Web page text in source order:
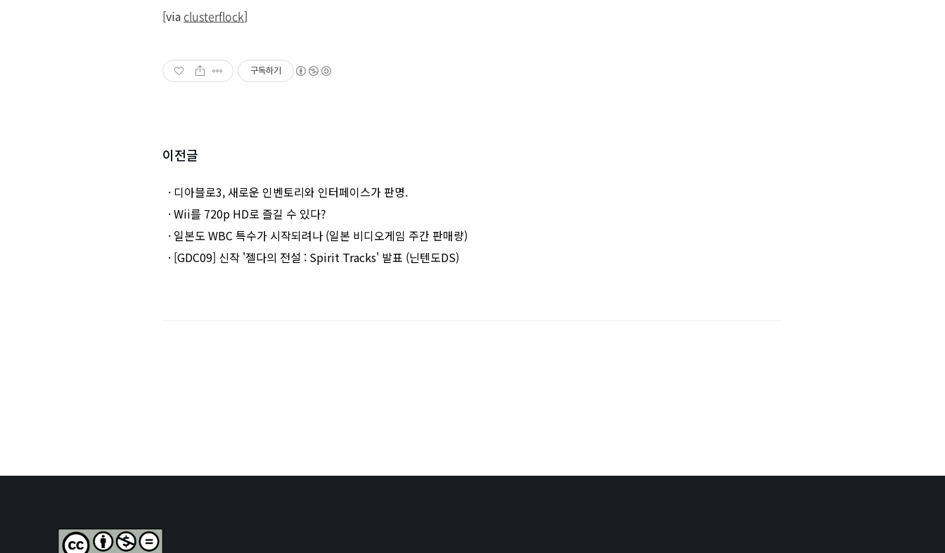
[via clusterflock]
구독하기
이전글
· 디아블로3, 새로운 인벤토리와 인터페이스가 판명.
· Wii를 720p HD로 즐길 수 있다?
· 일본도 WBC 특수가 시작되려나 (일본 비디오게임 주간 판매량)
· [GDC09] 신작 '젤다의 전설 : Spirit Tracks' 발표 (닌텐도DS)